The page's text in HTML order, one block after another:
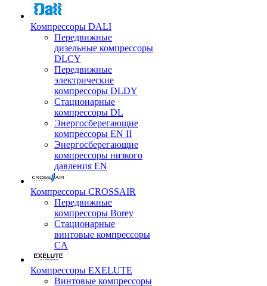
Компрессоры DALI
Передвижные
дизельные компрессоры
DLCY
Передвижные
электрические
компрессоры DLDY
Стационарные
компрессоры DL
Энергосберегающие
компрессоры EN II
Энергосберегающие
компрессоры низкого
давления EN
Компрессоры CROSSAIR
Передвижные
компрессоры Borey
Стационарные
винтовые компрессоры
CA
Компрессоры EXELUTE
Винтовые компрессоры